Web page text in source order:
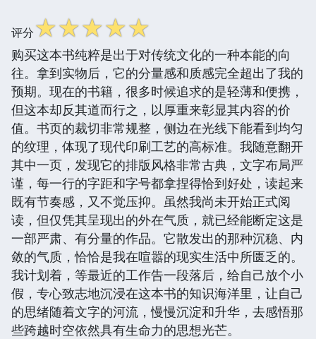
评分☆☆☆☆☆
购买这本书纯粹是出于对传统文化的一种本能的向
往。拿到实物后，它的分量感和质感完全超出了我的
预期。现在的书籍，很多时候追求的是轻薄和便携，
但这本却反其道而行之，以厚重来彰显其内容的价
值。书页的裁切非常规整，侧边在光线下能看到均匀
的纹理，体现了现代印刷工艺的高标准。我随意翻开
其中一页，发现它的排版风格非常古典，文字布局严
谨，每一行的字距和字号都拿捏得恰到好处，读起来
既有节奏感，又不觉压抑。虽然我尚未开始正式阅
读，但仅凭其呈现出的外在气质，就已经能断定这是
一部严肃、有分量的作品。它散发出的那种沉稳、内
敛的气质，恰恰是我在喧嚣的现实生活中所匮乏的。
我计划着，等最近的工作告一段落后，给自己放个小
假，专心致志地沉浸在这本书的知识海洋里，让自己
的思绪随着文字的河流，慢慢沉淀和升华，去感悟那
些跨越时空依然具有生命力的思想光芒。